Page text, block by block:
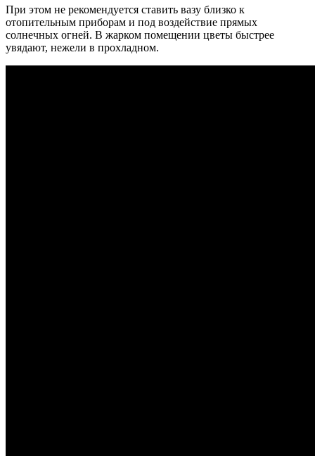
При этом не рекомендуется ставить вазу близко к
отопительным приборам и под воздействие прямых
солнечных огней. В жарком помещении цветы быстрее
увядают, нежели в прохладном.